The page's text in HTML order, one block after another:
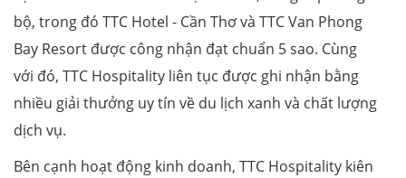
bộ, trong đó TTC Hotel - Cần Thơ và TTC Van Phong
Bay Resort được công nhận đạt chuẩn 5 sao. Cùng
với đó, TTC Hospitality liên tục được ghi nhận bằng
nhiều giải thưởng uy tín về du lịch xanh và chất lượng
dịch vụ.
Bên cạnh hoạt động kinh doanh, TTC Hospitality kiên